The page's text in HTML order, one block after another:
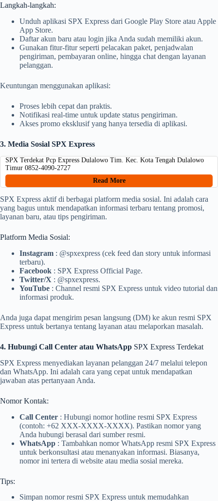
Langkah-langkah:
Unduh aplikasi SPX Express dari Google Play Store atau Apple
App Store.
Daftar akun baru atau login jika Anda sudah memiliki akun.
Gunakan fitur-fitur seperti pelacakan paket, penjadwalan
pengiriman, pembayaran online, hingga chat dengan layanan
pelanggan.
Keuntungan menggunakan aplikasi:
Proses lebih cepat dan praktis.
Notifikasi real-time untuk update status pengiriman.
Akses promo eksklusif yang hanya tersedia di aplikasi.
3. Media Sosial SPX Express
SPX Terdekat Pcp Express Dulalowo Tim. Kec. Kota Tengah Dulalowo
Timur 0852-4090-2727
Read More
SPX Express aktif di berbagai platform media sosial. Ini adalah cara
yang bagus untuk mendapatkan informasi terbaru tentang promosi,
layanan baru, atau tips pengiriman.
Platform Media Sosial:
Instagram : @spxexpress (cek feed dan story untuk informasi
terbaru).
Facebook : SPX Express Official Page.
Twitter/X : @spxexpress.
YouTube : Channel resmi SPX Express untuk video tutorial dan
informasi produk.
Anda juga dapat mengirim pesan langsung (DM) ke akun resmi SPX
Express untuk bertanya tentang layanan atau melaporkan masalah.
4. Hubungi Call Center atau WhatsApp SPX Express Terdekat
SPX Express menyediakan layanan pelanggan 24/7 melalui telepon
dan WhatsApp. Ini adalah cara yang cepat untuk mendapatkan
jawaban atas pertanyaan Anda.
Nomor Kontak:
Call Center : Hubungi nomor hotline resmi SPX Express
(contoh: +62 XXX-XXXX-XXXX). Pastikan nomor yang
Anda hubungi berasal dari sumber resmi.
WhatsApp : Tambahkan nomor WhatsApp resmi SPX Express
untuk berkonsultasi atau menanyakan informasi. Biasanya,
nomor ini tertera di website atau media sosial mereka.
Tips:
Simpan nomor resmi SPX Express untuk memudahkan